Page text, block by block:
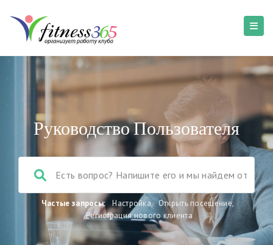
Руководство Пользователя
Частые запросы: Настройка, Открыть посещение,
Регистрация нового клиента